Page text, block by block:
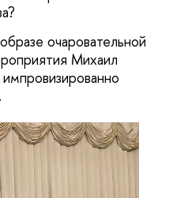
очаровательной
Михаил